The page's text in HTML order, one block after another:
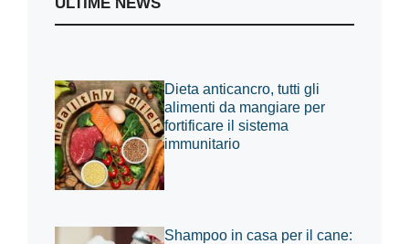
Dieta anticancro, tutti gli
alimenti da mangiare per
fortificare il sistema
immunitario
Shampoo in casa per il cane: